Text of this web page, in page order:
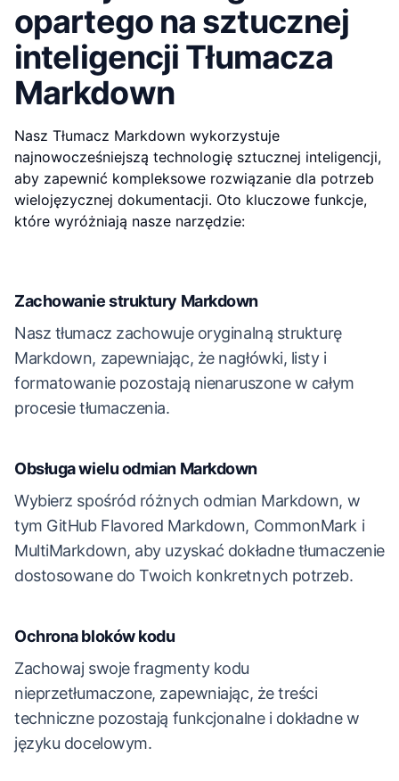
opartego na sztucznej
inteligencji Tłumacza
Markdown
Nasz Tłumacz Markdown wykorzystuje
najnowocześniejszą technologię sztucznej inteligencji,
aby zapewnić kompleksowe rozwiązanie dla potrzeb
wielojęzycznej dokumentacji. Oto kluczowe funkcje,
które wyróżniają nasze narzędzie:
Zachowanie struktury Markdown
Nasz tłumacz zachowuje oryginalną strukturę
Markdown, zapewniając, że nagłówki, listy i
formatowanie pozostają nienaruszone w całym
procesie tłumaczenia.
Obsługa wielu odmian Markdown
Wybierz spośród różnych odmian Markdown, w
tym GitHub Flavored Markdown, CommonMark i
MultiMarkdown, aby uzyskać dokładne tłumaczenie
dostosowane do Twoich konkretnych potrzeb.
Ochrona bloków kodu
Zachowaj swoje fragmenty kodu
nieprzetłumaczone, zapewniając, że treści
techniczne pozostają funkcjonalne i dokładne w
języku docelowym.